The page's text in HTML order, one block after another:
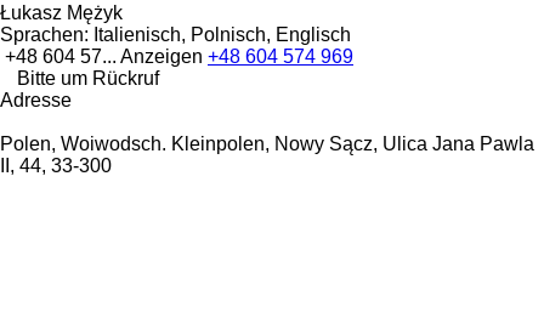
Łukasz Mężyk
Sprachen: Italienisch, Polnisch, Englisch
+48 604 57... Anzeigen +48 604 574 969
Bitte um Rückruf
Adresse
Polen, Woiwodsch. Kleinpolen, Nowy Sącz, Ulica Jana Pawla
II, 44, 33-300